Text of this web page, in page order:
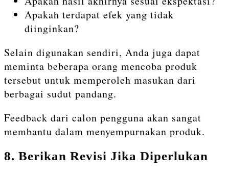
Apakah terdapat efek yang tidak
diinginkan?
Selain digunakan sendiri, Anda juga dapat
meminta beberapa orang mencoba produk
tersebut untuk memperoleh masukan dari
berbagai sudut pandang.
Feedback dari calon pengguna akan sangat
membantu dalam menyempurnakan produk.
8. Berikan Revisi Jika Diperlukan